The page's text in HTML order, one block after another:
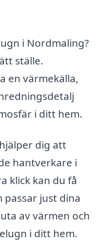
i Nordmaling?
ställe.
en värmekälla,
i ditt hem.
dig att
hantverkare i
klick kan du få
just dina
av värmen och
i ditt hem.